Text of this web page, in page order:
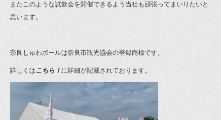
またこのような試飲会を開催できるよう当社も頑張ってまいりたいと
思います。
奈良しゅわボールは奈良市観光協会の登録商標です。
詳しくは こちら ！ に詳細が記載されております。